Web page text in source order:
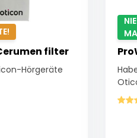
filter
Hörgeräte